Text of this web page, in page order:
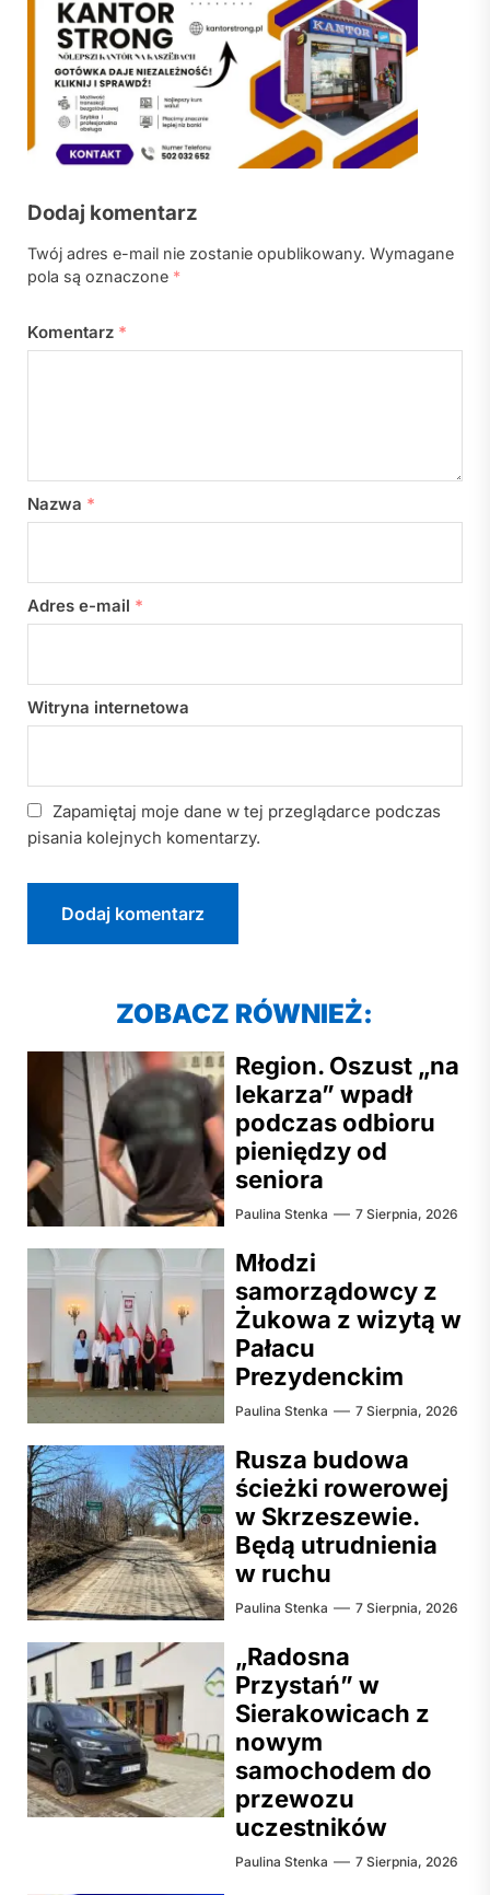
Dodaj komentarz
Twój adres e-mail nie zostanie opublikowany. Wymagane
pola są oznaczone *
Komentarz *
Nazwa *
Adres e-mail *
Witryna internetowa
Zapamiętaj moje dane w tej przeglądarce podczas
pisania kolejnych komentarzy.
ZOBACZ RÓWNIEŻ:
Region. Oszust „na
lekarza” wpadł
podczas odbioru
pieniędzy od
seniora
Paulina Stenka 7 Sierpnia, 2026
Młodzi
samorządowcy z
Żukowa z wizytą w
Pałacu
Prezydenckim
Paulina Stenka 7 Sierpnia, 2026
Rusza budowa
ścieżki rowerowej
w Skrzeszewie.
Będą utrudnienia
w ruchu
Paulina Stenka 7 Sierpnia, 2026
„Radosna
Przystań” w
Sierakowicach z
nowym
samochodem do
przewozu
uczestników
Paulina Stenka 7 Sierpnia, 2026